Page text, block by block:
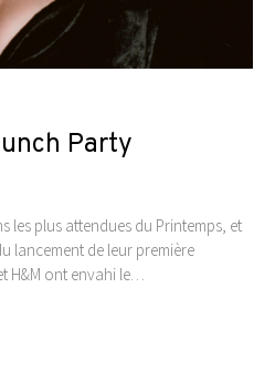
Party
les plus attendues du Printemps, et
lancement de leur première
H&M ont envahi le…